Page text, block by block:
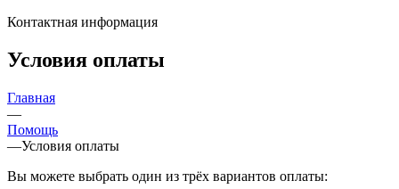
Контактная информация
Условия оплаты
Главная
—
Помощь
—Условия оплаты
Вы можете выбрать один из трёх вариантов оплаты: